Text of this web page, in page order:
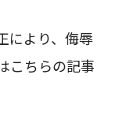
により、侮辱
こちらの記事